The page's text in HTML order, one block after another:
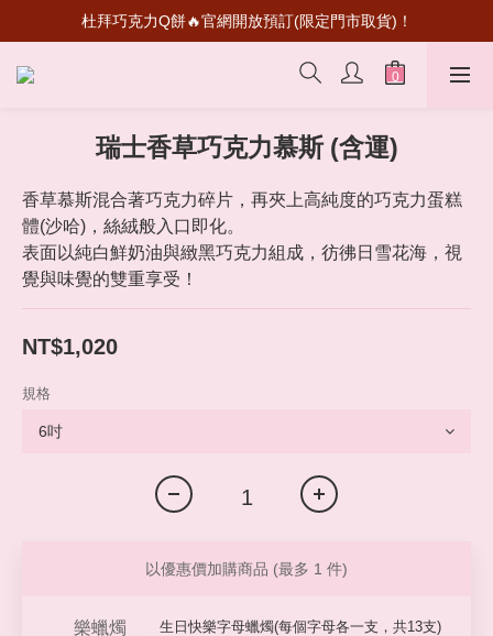
超級瑪利歐聯名登場！送禮收藏一次滿足
杜拜巧克力Q餅🔥官網開放預訂(限定門市取貨)！
首次加入會員💰送50元購物金
瑞士香草巧克力慕斯 (含運)
香草慕斯混合著巧克力碎片，再夾上高純度的巧克力蛋糕
體(沙哈)，絲絨般入口即化。
表面以純白鮮奶油與緻黑巧克力組成，彷彿日雪花海，視
覺與味覺的雙重享受！
NT$1,020
規格
以優惠價加購商品 (最多 1 件)
生日快樂字母蠟燭(每個字母各一支，共13支)